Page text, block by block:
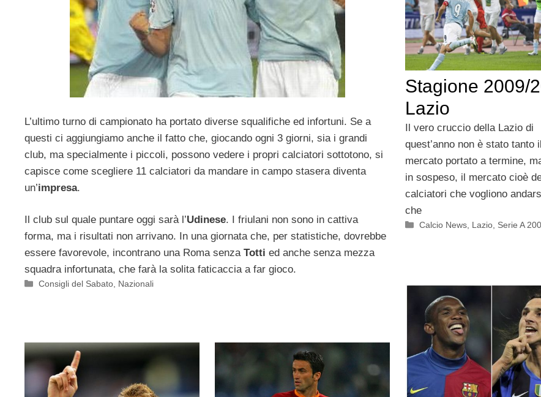
L’ultimo turno di campionato ha portato diverse squalifiche ed infortuni. Se a
questi ci aggiungiamo anche il fatto che, giocando ogni 3 giorni, sia i grandi
club, ma specialmente i piccoli, possono vedere i propri calciatori sottotono, si
capisce come scegliere 11 calciatori da mandare in campo stasera diventa
un’impresa.
Il club sul quale puntare oggi sarà l’Udinese. I friulani non sono in cattiva
forma, ma i risultati non arrivano. In una giornata che, per statistiche, dovrebbe
essere favorevole, incontrano una Roma senza Totti ed anche senza mezza
squadra infortunata, che farà la solita faticaccia a far gioco.
Categorie
Consigli del Sabato Nazionali
Stagione 2009/
Lazio
Il vero cruccio della Lazio di
quest’anno non è stato tanto il
mercato portato a termine,
in sospeso, il mercato cioè
calciatori che vogliono
che
Categorie
Calcio News Lazio Serie A